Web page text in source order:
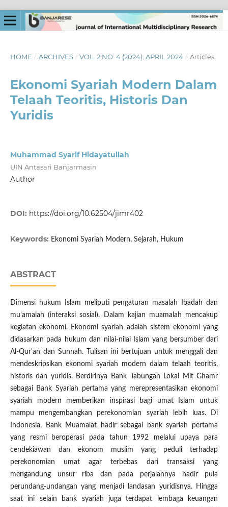
HOME / ARCHIVES / VOL. 2 NO. 4 (2024): APRIL 2024 / Articles
Ekonomi Syariah Modern Dalam
Telaah Teoritis, Historis Dan
Yuridis
Muhammad Syarif Hidayatullah
UIN Antasari Banjarmasin
Author
DOI: https://doi.org/10.62504/jimr402
Keywords: Ekonomi Syariah Modern, Sejarah, Hukum
ABSTRACT
Dimensi hukum Islam meliputi pengaturan masalah Ibadah dan
mu’amalah (interaksi sosial). Dalam kajian muamalah mencakup
kegiatan ekonomi. Ekonomi syariah adalah sistem ekonomi yang
didasarkan pada hukum dan nilai-nilai Islam yang bersumber dari
Al-Qur'an dan Sunnah. Tulisan ini bertujuan untuk menggali dan
mendeskripsikan ekonomi syariah modern dalam telaah teoritis,
historis dan yuridis. Berdirinya Bank Tabungan Lokal Mit Ghamr
sebagai Bank Syariah pertama yang merepresentasikan ekonomi
syariah modern memberikan inspirasi bagi umat Islam untuk
mampu mengembangkan perekonomian syariah lebih luas. Di
Indonesia, Bank Muamalat hadir sebagai bank syariah pertama
yang resmi beroperasi pada tahun 1992 melalui upaya para
cendekiawan dan ekonom muslim yang peduli terhadap
perekonomian umat agar terbebas dari transaksi yang
mengandung unsur riba dan pada perjalannya hadir pula
perundang-undangan yang menjadi landasan yuridisnya. Hingga
saat ini selain bank syariah juga terdapat lembaga keuangan